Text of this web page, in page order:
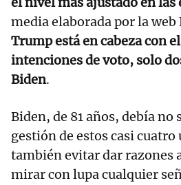
media elaborada por la
Trump está en cabeza con
intenciones de voto, solo
Biden.
Biden, de 81 años, debía no
gestión de estos casi
también evitar dar razones
mirar con lupa cualquier